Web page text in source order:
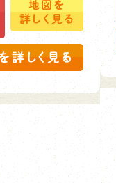
地図を
詳しく見る
詳しく見る